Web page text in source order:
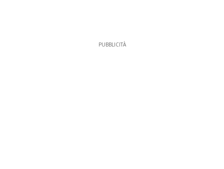
PUBBLICITÀ